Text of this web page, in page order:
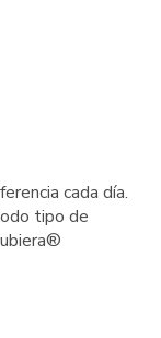
cada día.
tipo de